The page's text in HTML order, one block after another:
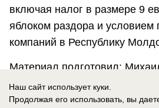
включая налог в размере 9
яблоком раздора и условием
компаний в Республику
Материал подготовил:
«Блокнот Молдова»
Наш сайт использует куки.
Продолжая его использовать, вы